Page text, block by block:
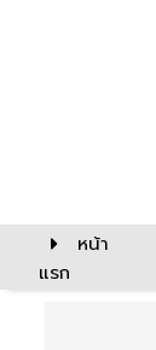
หน้า
แรก